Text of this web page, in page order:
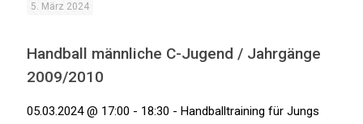
5. März 2024
Handball männliche C-Jugend / Jahrgänge
2009/2010
05.03.2024 @ 17:00 - 18:30 - Handballtraining für Jungs